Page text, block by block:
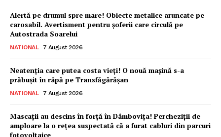
Alertă pe drumul spre mare! Obiecte metalice aruncate pe
carosabil. Avertisment pentru șoferii care circulă pe
Autostrada Soarelui
NATIONAL 7 August 2026
Neatenția care putea costa vieți! O nouă mașină s-a
prăbușit în râpă pe Transfăgărășan
NATIONAL 7 August 2026
Mascații au descins în forță în Dâmbovița! Percheziții de
amploare la o rețea suspectată că a furat cabluri din parcuri
fotovoltaice